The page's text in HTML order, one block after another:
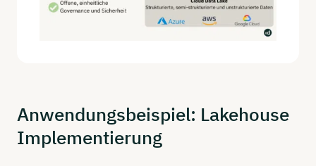
Anwendungsbeispiel: Lakehouse
Implementierung